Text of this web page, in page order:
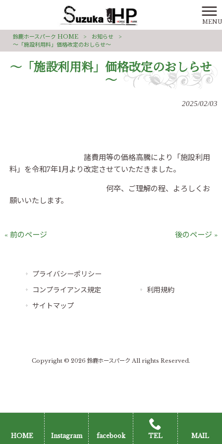
MENU
鈴鹿ホースパーク HOME > お知らせ
>
～「施設利用料」価格改定のおしらせ～
～「施設利用料」価格改定のおしらせ
～
2025/02/03
諸費用等の価格高騰により「施設利用
料」を令和7年1月より改定させていただきました。
何卒、ご理解の程、よろしくお
願いいたします。
« 前のページ 後のページ »
プライバシーポリシー
コンプライアンス規定
利用規約
サイトマップ
Copyright © 2026 鈴鹿ホースパーク All rights Reserved.
HOME Instagram facebook TEL MAIL